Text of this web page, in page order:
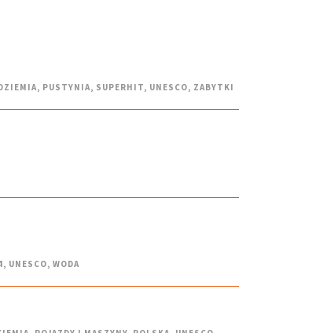
, PUSTYNIA, SUPERHIT, UNESCO, ZABYTKI
, UNESCO, WODA